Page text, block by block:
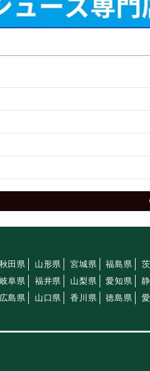
秋田県 山形県 宮城県 福島県
岐阜県 福井県 山梨県 愛知県
広島県 山口県 香川県 徳島県